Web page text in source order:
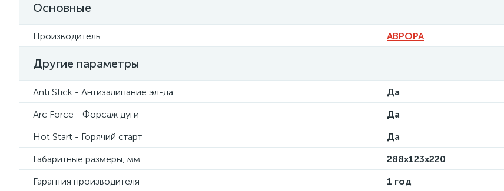
Основные
Производитель АВРОРА
Другие параметры
Anti Stick - Антизалипание эл-да
Да
Arc Force - Форсаж дуги
Да
Hot Start - Горячий старт
Да
Габаритные размеры, мм
288x123x220
Гарантия производителя
1 год